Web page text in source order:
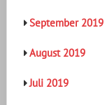
September 2019
August 2019
Juli 2019